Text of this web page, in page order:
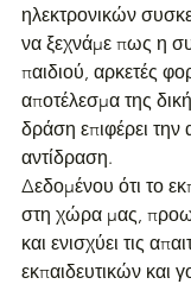
ηλεκτρονικών
να ξεχνάμε πως η
παιδιού, αρκετές
αποτέλεσμα της
δράση επιφέρει την
αντίδραση.
Δεδομένου ότι το
στη χώρα μας,
και ενισχύει τις
εκπαιδευτικών και